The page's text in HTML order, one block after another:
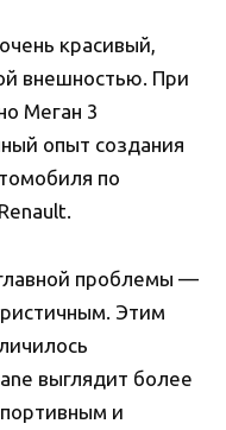
красивый,
внешностью. При
Меган 3
опыт создания
по
проблемы —
Этим
выглядит более
и